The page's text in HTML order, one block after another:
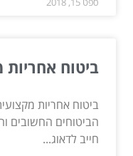
ביטוח
ביטוח אחריות
הביטוחים החשובים
חייב לדאוג...